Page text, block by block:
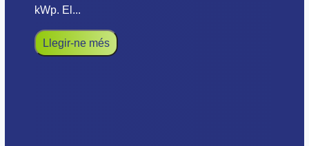
kWp. El...
Llegir-ne més